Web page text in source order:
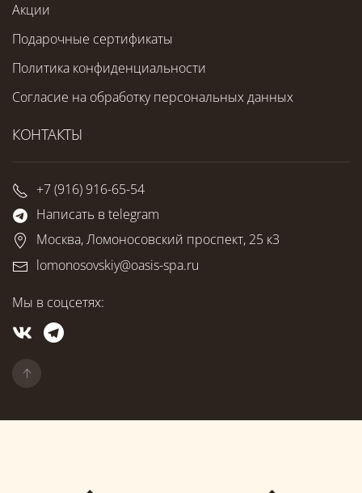
Акции
Подарочные сертификаты
Политика конфиденциальности
Согласие на обработку персональных данных
КОНТАКТЫ
+7 (916) 916-65-54
Написать в telegram
Москва, Ломоносовский проспект, 25 к3
lomonosovskiy@oasis-spa.ru
Мы в соцсетях: